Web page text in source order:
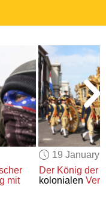
LICENSES
mit
19 January
Der König der
kolonialen